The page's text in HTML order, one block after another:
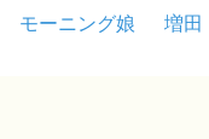
モーニング娘
増田